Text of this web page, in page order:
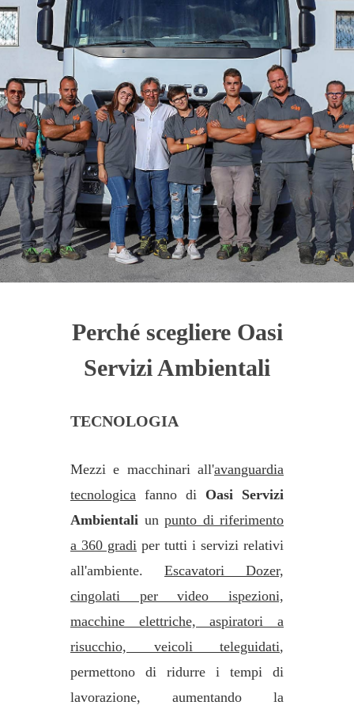
Perché scegliere Oasi
Servizi Ambientali
TECNOLOGIA
Mezzi e macchinari all'avanguardia
tecnologica fanno di Oasi Servizi
Ambientali un punto di riferimento
a 360 gradi per tutti i servizi relativi
all'ambiente. Escavatori Dozer,
cingolati per video ispezioni,
macchine elettriche, aspiratori a
risucchio, veicoli teleguidati,
permettono di ridurre i tempi di
lavorazione, aumentando la